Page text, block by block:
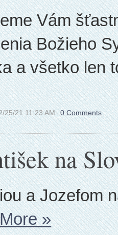
Vám
Božieho
a všetko len
25/21 11:23 AM 0 Comments
na
a Jozefom
»